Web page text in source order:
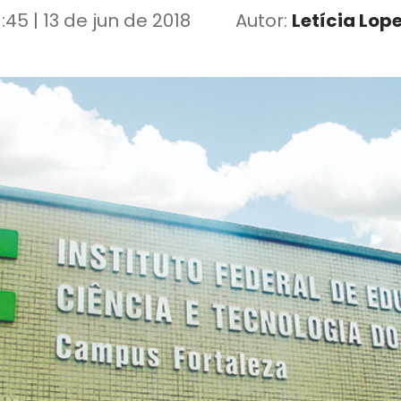
| 13 de jun de 2018 Autor: Letícia